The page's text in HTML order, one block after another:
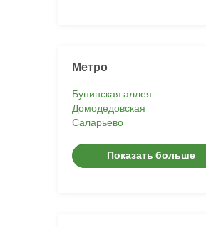
Метро
Бунинская аллея
Домодедовская
Саларьево
Показать больше